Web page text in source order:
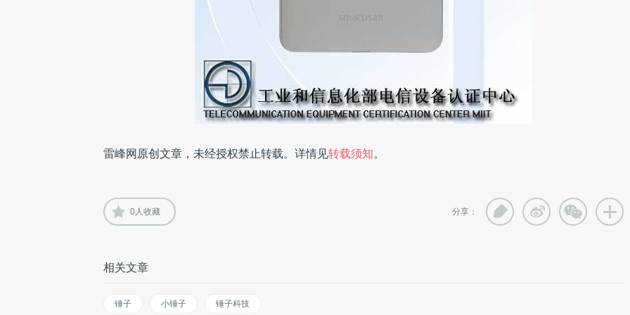
雷峰网原创文章，未经授权禁止转载。详情见转载须知。
0人收藏 分享：
相关文章
锤子 小锤子 锤子科技